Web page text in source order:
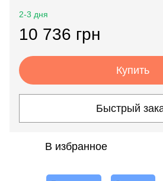
2-3 дня
10 736 грн
Купить
Быстрый
В избранное